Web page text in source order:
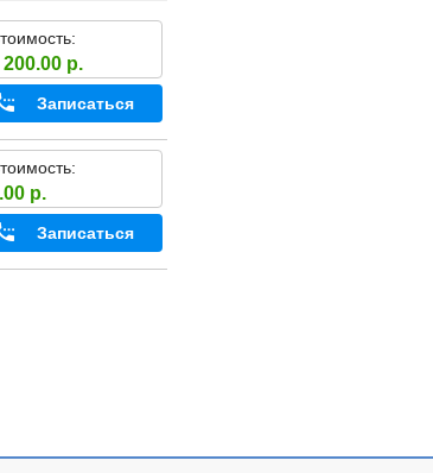
200.00 р.
Записаться
р.
Записаться